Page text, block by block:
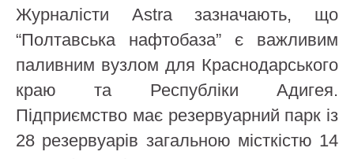
Журналісти Astra зазначають, що
“Полтавська нафтобаза” є важливим
паливним вузлом для Краснодарського
краю та Республіки Адигея.
Підприємство має резервуарний парк із
28 резервуарів загальною місткістю 14